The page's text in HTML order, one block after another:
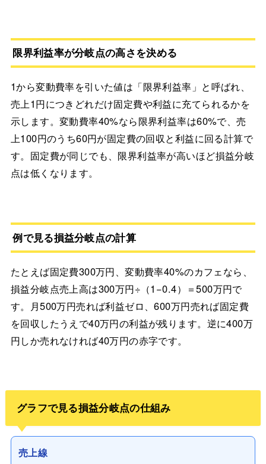
限界利益率が分岐点の高さを決める
1から変動費率を引いた値は「限界利益率」と呼ばれ、
売上1円につきどれだけ固定費や利益に充てられるかを
示します。変動費率40%なら限界利益率は60%で、売
上100円のうち60円が固定費の回収と利益に回る計算で
す。固定費が同じでも、限界利益率が高いほど損益分岐
点は低くなります。
例で見る損益分岐点の計算
たとえば固定費300万円、変動費率40%のカフェなら、
損益分岐点売上高は300万円÷（1−0.4）＝500万円で
す。月500万円売れば利益ゼロ、600万円売れば固定費
を回収したうえで40万円の利益が残ります。逆に400万
円しか売れなければ40万円の赤字です。
グラフで見る損益分岐点の仕組み
売上線